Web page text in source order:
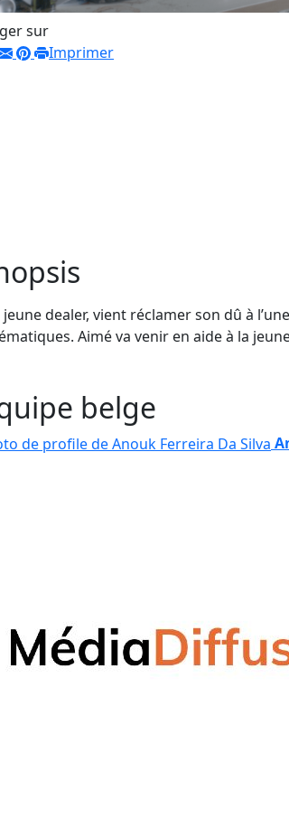
sur
Imprimer
jeune dealer, vient réclamer son dû à
Aimé va venir en aide à la
belge